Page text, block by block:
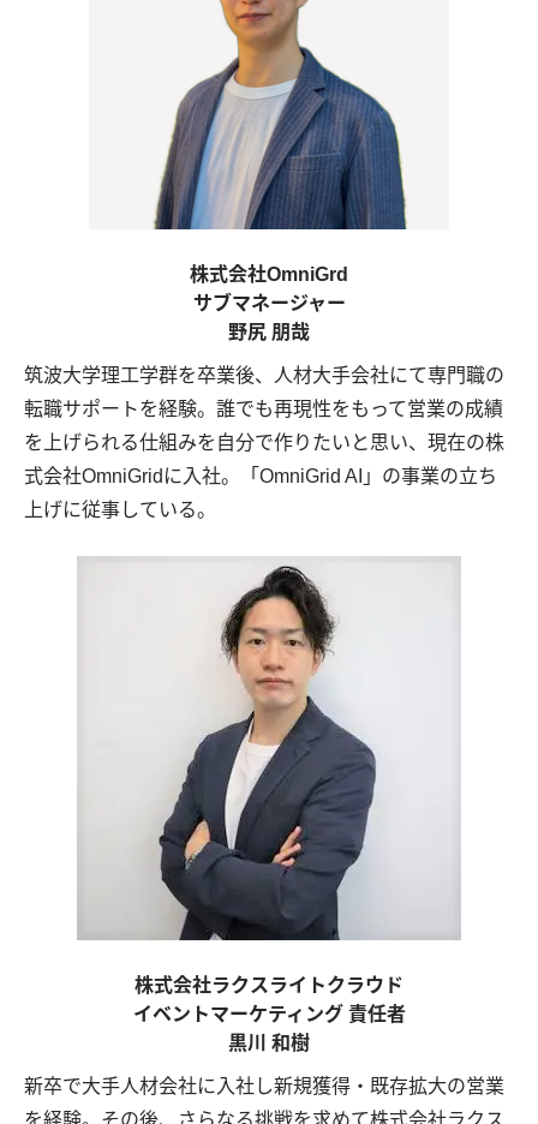
株式会社OmniGrd
サブマネージャー
野尻 朋哉
筑波大学理工学群を卒業後、人材大手会社にて専門職の
転職サポートを経験。誰でも再現性をもって営業の成績
を上げられる仕組みを自分で作りたいと思い、現在の株
式会社OmniGridに入社。「OmniGrid AI」の事業の立ち
上げに従事している。
株式会社ラクスライトクラウド
イベントマーケティング 責任者
黒川 和樹
新卒で大手人材会社に入社し新規獲得・既存拡大の営業
を経験。その後、さらなる挑戦を求めて株式会社ラクス